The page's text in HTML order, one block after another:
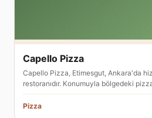
Capello Pizza
Capello Pizza, Etimesgut, Ankara'da
restoranıdır. Konumuyla bölgedeki
Pizza